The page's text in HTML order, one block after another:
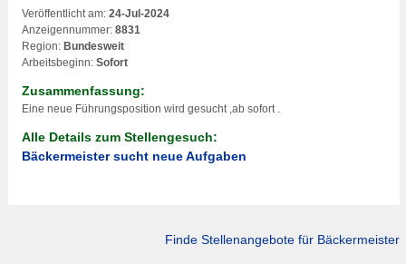
Veröffentlicht am: 24-Jul-2024
Anzeigennummer: 8831
Region: Bundesweit
Arbeitsbeginn: Sofort
Zusammenfassung:
Eine neue Führungsposition wird gesucht ,ab sofort .
Alle Details zum Stellengesuch:
Bäckermeister sucht neue Aufgaben
Finde Stellenangebote für Bäckermeister